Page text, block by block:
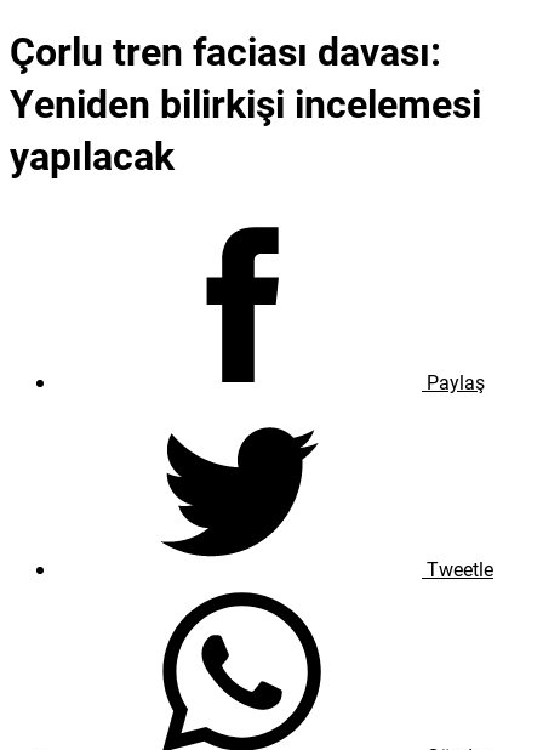
Çorlu tren faciası davası:
Yeniden bilirkişi incelemesi
yapılacak
Paylaş
Tweetle